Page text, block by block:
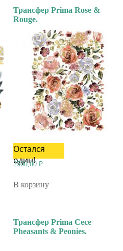
Трансфер Prima Rose &
Rouge.
Остался
один!
2500,00 ₽
В корзину
Трансфер Prima Cece
Pheasants & Peonies.